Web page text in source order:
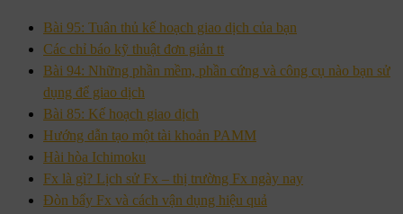
Bài 95: Tuân thủ kế hoạch giao dịch của bạn
Các chỉ báo kỹ thuật đơn giản tt
Bài 94: Những phần mềm, phần cứng và công cụ nào bạn sử
dụng để giao dịch
Bài 85: Kế hoạch giao dịch
Hướng dẫn tạo một tài khoản PAMM
Hài hòa Ichimoku
Fx là gì? Lịch sử Fx – thị trường Fx ngày nay
Đòn bẩy Fx và cách vận dụng hiệu quả